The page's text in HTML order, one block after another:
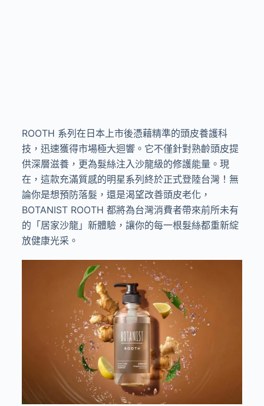
ROOTH 系列在日本上市後憑藉精準的頭皮養護科
技，迅速獲得市場極大迴響。它不僅針對熟齡頭皮提
供深層滋養，更為髮絲注入沙龍級的修護能量。現
在，這款充滿質感的明星系列終於正式登陸台灣！無
論你是想預防落髮，還是渴望改善頭皮老化，
BOTANIST ROOTH 都將為台灣消費者帶來前所未有
的「居家沙龍」新體驗，讓你的每一根髮絲都重新綻
放健康光采。